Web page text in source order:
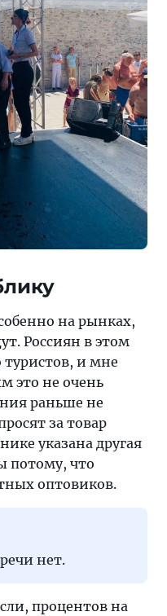
на рынках,
Россиян в этом
туристов, и мне
это не очень
раньше не
за товар
указана другая
потому, что
оптовиков.
нет.
процентов на